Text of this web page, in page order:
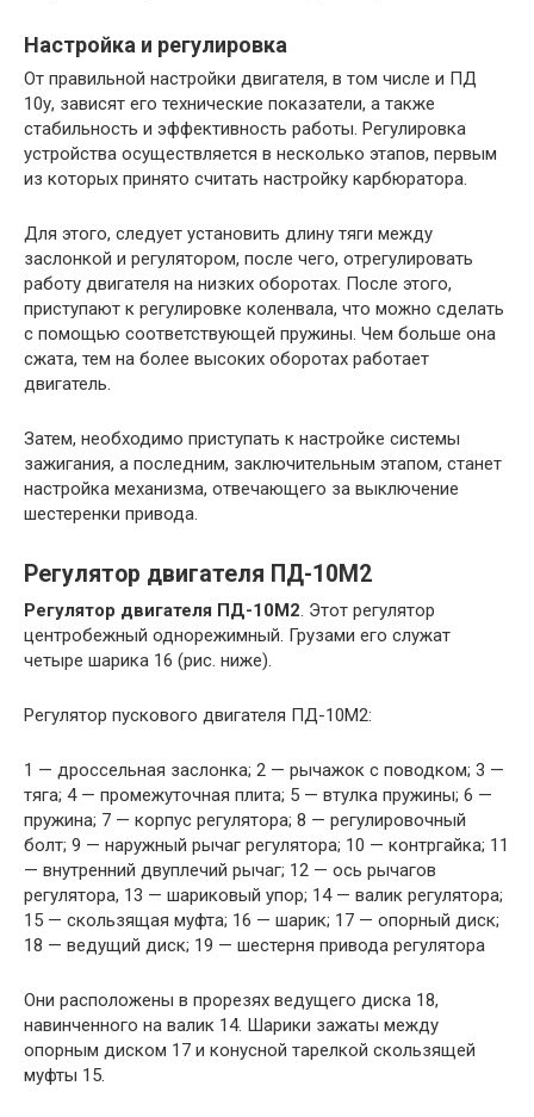
Настройка и регулировка
От правильной настройки двигателя, в том числе и ПД
10у, зависят его технические показатели, а также
стабильность и эффективность работы. Регулировка
устройства осуществляется в несколько этапов, первым
из которых принято считать настройку карбюратора.
Для этого, следует установить длину тяги между
заслонкой и регулятором, после чего, отрегулировать
работу двигателя на низких оборотах. После этого,
приступают к регулировке коленвала, что можно сделать
с помощью соответствующей пружины. Чем больше она
сжата, тем на более высоких оборотах работает
двигатель.
Затем, необходимо приступать к настройке системы
зажигания, а последним, заключительным этапом, станет
настройка механизма, отвечающего за выключение
шестеренки привода.
Регулятор двигателя ПД-10М2
Регулятор двигателя ПД-10М2. Этот регулятор
центробежный однорежимный. Грузами его служат
четыре шарика 16 (рис. ниже).
Регулятор пускового двигателя ПД-10М2:
1 — дроссельная заслонка; 2 — рычажок с поводком; 3 —
тяга; 4 — промежуточная плита; 5 — втулка пружины; 6 —
пружина; 7 — корпус регулятора; 8 — регулировочный
болт; 9 — наружный рычаг регулятора; 10 — контргайка; 11
— внутренний двуплечий рычаг; 12 — ось рычагов
регулятора, 13 — шариковый упор; 14 — валик регулятора;
15 — скользящая муфта; 16 — шарик; 17 — опорный диск;
18 — ведущий диск; 19 — шестерня привода регулятора
Они расположены в прорезях ведущего диска 18,
навинченного на валик 14. Шарики зажаты между
опорным диском 17 и конусной тарелкой скользящей
муфты 15.